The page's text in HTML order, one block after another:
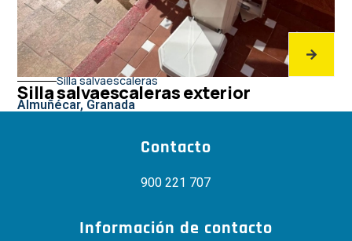
Silla salvaescaleras
Silla salvaescaleras exterior
Almuñécar, Granada
Contacto
900 221 707
Información de contacto